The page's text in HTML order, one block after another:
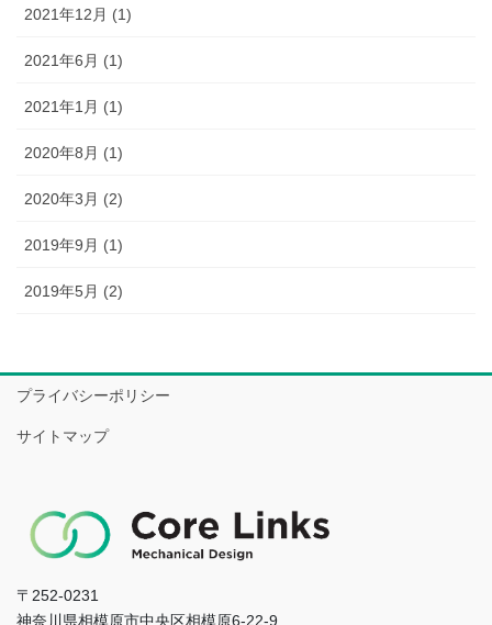
2021年12月 (1)
2021年6月 (1)
2021年1月 (1)
2020年8月 (1)
2020年3月 (2)
2019年9月 (1)
2019年5月 (2)
プライバシーポリシー
サイトマップ
〒252-0231
神奈川県相模原市中央区相模原6-22-9